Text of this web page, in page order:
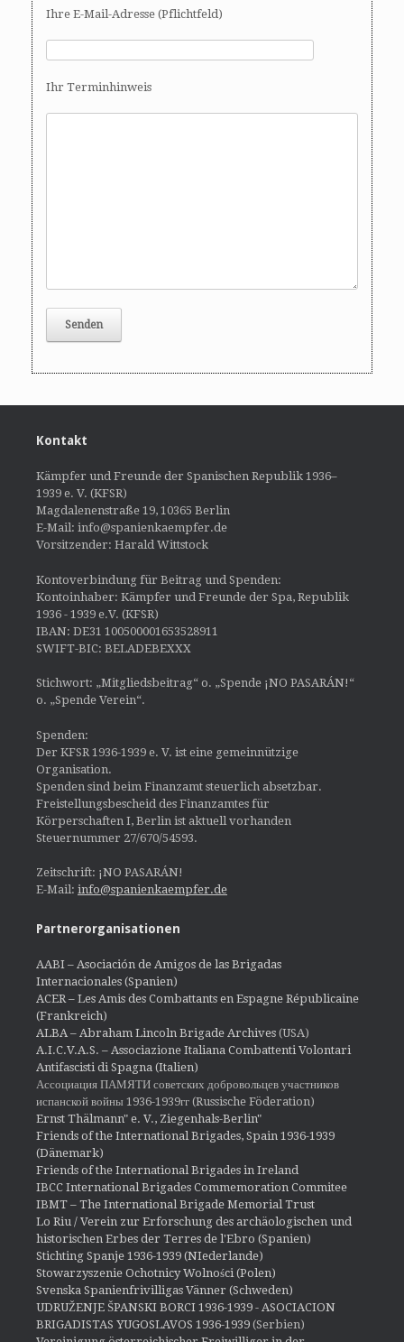
Ihre E-Mail-Adresse (Pflichtfeld)
Ihr Terminhinweis
Kontakt
Kämpfer und Freunde der Spanischen Republik 1936–
1939 e. V. (KFSR)
Magdalenenstraße 19, 10365 Berlin
E-Mail: info@spanienkaempfer.de
Vorsitzender: Harald Wittstock
Kontoverbindung für Beitrag und Spenden:
Kontoinhaber: Kämpfer und Freunde der Spa, Republik
1936 - 1939 e.V. (KFSR)
IBAN: DE31 100500001653528911
SWIFT-BIC: BELADEBEXXX
Stichwort: „Mitgliedsbeitrag“ o. „Spende ¡NO PASARÁN!“
o. „Spende Verein“.
Spenden:
Der KFSR 1936-1939 e. V. ist eine gemeinnützige
Organisation.
Spenden sind beim Finanzamt steuerlich absetzbar.
Freistellungsbescheid des Finanzamtes für
Körperschaften I, Berlin ist aktuell vorhanden
Steuernummer 27/670/54593.
Zeitschrift: ¡NO PASARÁN!
E-Mail: info@spanienkaempfer.de
Partnerorganisationen
AABI – Asociación de Amigos de las Brigadas
Internacionales (Spanien)
ACER – Les Amis des Combattants en Espagne Républicaine
(Frankreich)
ALBA – Abraham Lincoln Brigade Archives (USA)
A.I.C.V.A.S. – Associazione Italiana Combattenti Volontari
Antifascisti di Spagna (Italien)
Ассоциация ПАМЯТИ советских добровольцев участников
испанской войны 1936-1939гг (Russische Föderation)
Ernst Thälmann" e. V., Ziegenhals-Berlin"
Friends of the International Brigades, Spain 1936-1939
(Dänemark)
Friends of the International Brigades in Ireland
IBCC International Brigades Commemoration Commitee
IBMT – The International Brigade Memorial Trust
Lo Riu / Verein zur Erforschung des archäologischen und
historischen Erbes der Terres de l'Ebro (Spanien)
Stichting Spanje 1936-1939 (NIederlande)
Stowarzyszenie Ochotnicy Wolności (Polen)
Svenska Spanienfrivilligas Vänner (Schweden)
UDRUŽENJE ŠPANSKI BORCI 1936-1939 - ASOCIACION
BRIGADISTAS YUGOSLAVOS 1936-1939 (Serbien)